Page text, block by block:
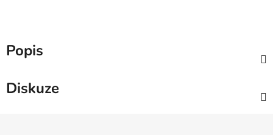
Popis
Diskuze